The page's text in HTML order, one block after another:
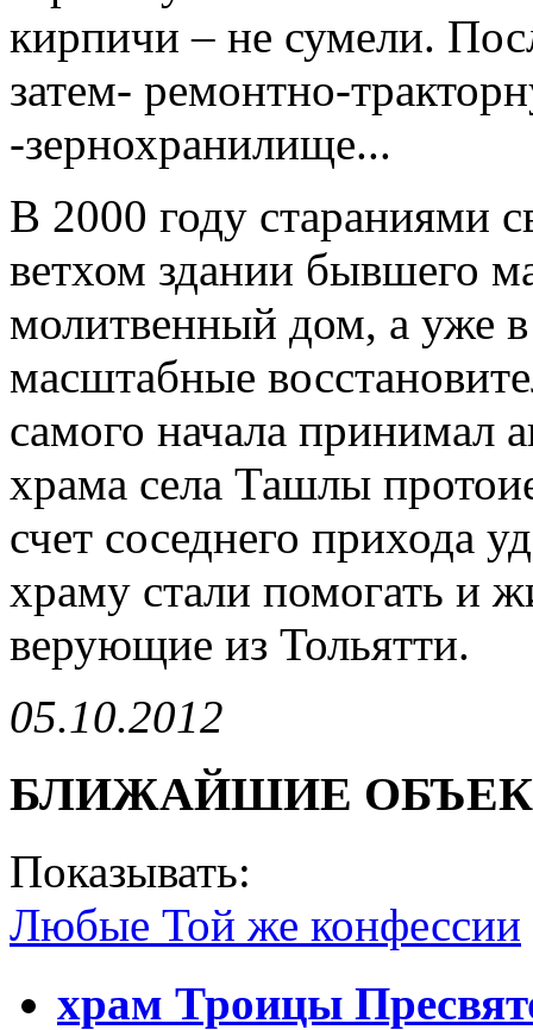
кирпичи – не сумели.
затем- ремонтно-
-зернохранилище...
В 2000 году стараниями
ветхом здании бывшего
молитвенный дом, а уже в
масштабные
самого начала принимал
храма села Ташлы
счет соседнего прихода
храму стали помогать и
верующие из Тольятти.
05.10.2012
БЛИЖАЙШИЕ
Показывать:
Любые Той же конфессии
храм Троицы